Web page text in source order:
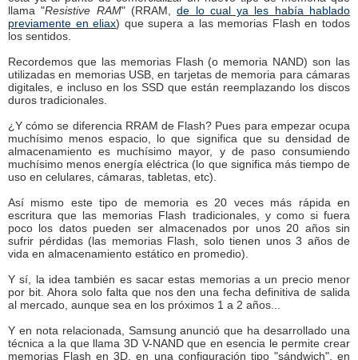
llama "Resistive RAM" (RRAM,de lo cual ya les había hablado
previamente en eliax) que supera a las memorias Flash en todos
los sentidos.
Recordemos que las memorias Flash (o memoria NAND) son las
utilizadas en memorias USB, en tarjetas de memoria para cámaras
digitales, e incluso en los SSD que están reemplazando los discos
duros tradicionales.
¿Y cómo se diferencia RRAM de Flash? Pues para empezar ocupa
muchísimo menos espacio, lo que significa que su densidad de
almacenamiento es muchísimo mayor, y de paso consumiendo
muchísimo menos energía eléctrica (lo que significa más tiempo de
uso en celulares, cámaras, tabletas, etc).
Así mismo este tipo de memoria es 20 veces más rápida en
escritura que las memorias Flash tradicionales, y como si fuera
poco los datos pueden ser almacenados por unos 20 años sin
sufrir pérdidas (las memorias Flash, solo tienen unos 3 años de
vida en almacenamiento estático en promedio).
Y sí, la idea también es sacar estas memorias a un precio menor
por bit. Ahora solo falta que nos den una fecha definitiva de salida
al mercado, aunque sea en los próximos 1 a 2 años...
Y en nota relacionada, Samsung anunció que ha desarrollado una
técnica a la que llama 3D V-NAND que en esencia le permite crear
memorias Flash en 3D, en una configuración tipo "sándwich", en